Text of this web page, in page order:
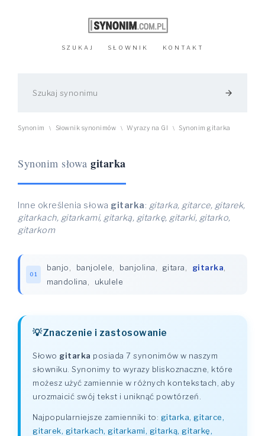
SZUKAJ SŁOWNIK KONTAKT
arrow_forward
Synonim \ Słownik synonimów \ Wyrazy na GI \ Synonim gitarka
Synonim słowa gitarka
Inne określenia słowa gitarka: gitarka, gitarce, gitarek,
gitarkach, gitarkami, gitarką, gitarkę, gitarki, gitarko,
gitarkom
01
banjo banjolele banjolina gitara gitarka
mandolina
ukulele
Znaczenie i zastosowanie
Słowo gitarka posiada 7 synonimów w naszym
słowniku. Synonimy to wyrazy bliskoznaczne, które
możesz użyć zamiennie w różnych kontekstach, aby
urozmaicić swój tekst i uniknąć powtórzeń.
Najpopularniejsze zamienniki to: gitarka, gitarce,
gitarek, gitarkach, gitarkami, gitarką, gitarkę,